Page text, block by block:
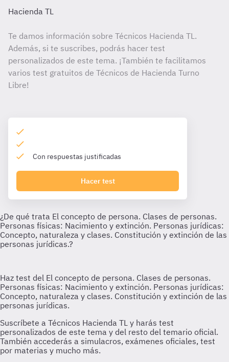
Hacienda TL
Te damos información sobre Técnicos Hacienda TL.
Además, si te suscribes, podrás hacer test
personalizados de este tema. ¡También te facilitamos
varios test gratuitos de Técnicos de Hacienda Turno
Libre!
Con respuestas justificadas
Hacer test